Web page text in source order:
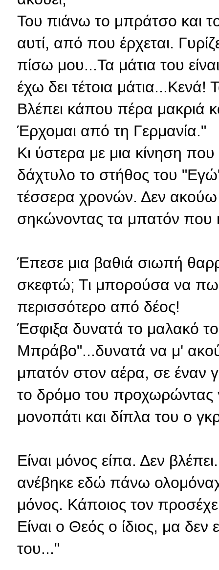
Του πιάνω το μπράτσο και
αυτί, από που έρχεται.
πίσω μου...Τα μάτια του
έχω δει τέτοια μάτια...Κενά!
Βλέπει κάπου πέρα μακριά
Έρχομαι από τη Γερμανία."
Κι ύστερα με μια κίνηση
δάχτυλο το στήθος του
τέσσερα χρονών. Δεν ακούω
σηκώνοντας τα μπατόν που
Έπεσε μια βαθιά σιωπή
σκεφτώ; Τι μπορούσα να
περισσότερο από δέος!
Έσφιξα δυνατά το μαλακό
Μπράβο"...δυνατά να μ'
μπατόν στον αέρα, σε έναν
το δρόμο του προχωρώντας
μονοπάτι και δίπλα του ο
Είναι μόνος είπα. Δεν
ανέβηκε εδώ πάνω
μόνος. Κάποιος τον
Είναι ο Θεός ο ίδιος, μα δεν
του..."